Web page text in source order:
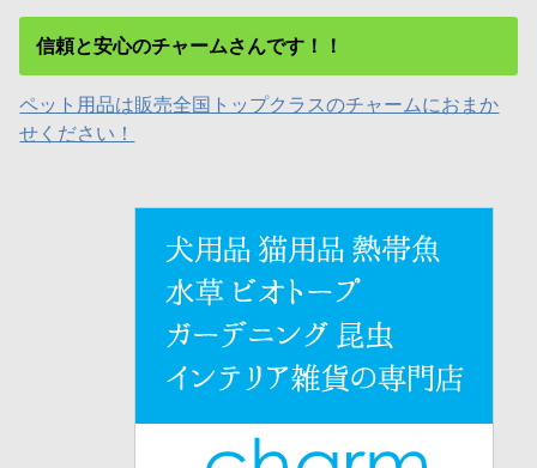
信頼と安心のチャームさんです！！
ペット用品は販売全国トップクラスのチャームにおまか
せください！